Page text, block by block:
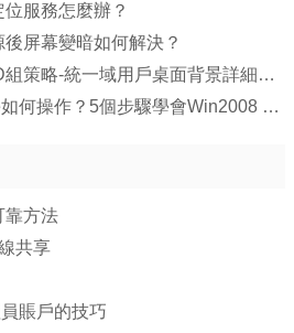
服務怎麼辦？
屏幕變暗如何解決？
Windows 2008 R2 AD組策略-統一域用戶桌面背景詳細圖文教程
Win2008 Server Core如何操作？5個步驟學會Win2008 Server Core操作
靠方法
共享
賬戶的技巧